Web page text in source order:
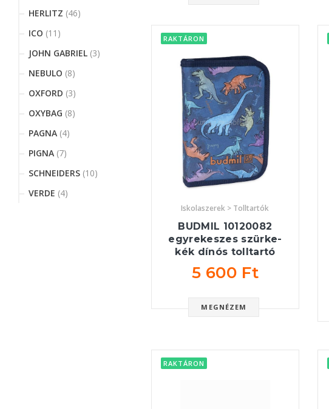
HERLITZ (46)
ICO (11)
JOHN GABRIEL (3)
NEBULO (8)
OXFORD (3)
OXYBAG (8)
PAGNA (4)
PIGNA (7)
SCHNEIDERS (10)
VERDE (4)
RAKTÁRON
Iskolaszerek > Tolltartók
BUDMIL 10120082
egyrekeszes szürke-
kék dínós tolltartó
5 600 Ft
MEGNÉZEM
RAKTÁRON